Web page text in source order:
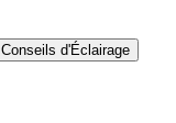
Conseils d'Éclairage